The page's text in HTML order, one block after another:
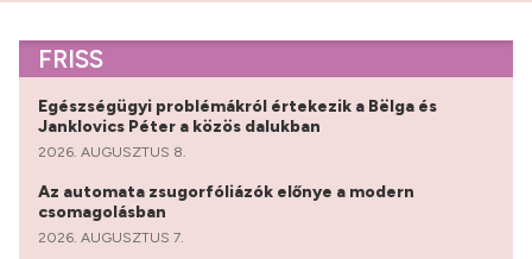
FRISS
Egészségügyi problémákról értekezik a Bëlga és
Janklovics Péter a közös dalukban
2026. AUGUSZTUS 8.
Az automata zsugorfóliázók előnye a modern
csomagolásban
2026. AUGUSZTUS 7.